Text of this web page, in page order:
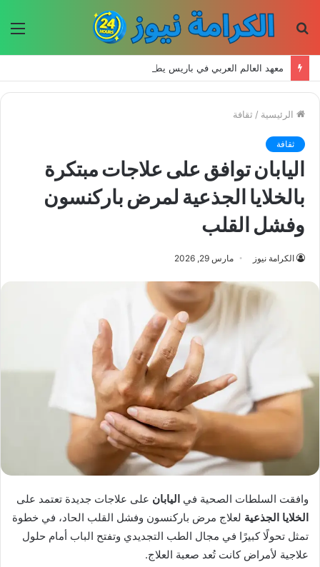
الرئيسية / ثقافة
ثقافة
اليابان توافق على علاجات مبتكرة
بالخلايا الجذعية لمرض باركنسون
وفشل القلب
الكرامة نيوز مارس 29, 2026
وافقت السلطات الصحية في اليابان على علاجات جديدة تعتمد على
الخلايا الجذعية لعلاج مرض باركنسون وفشل القلب الحاد، في خطوة
تمثل تحولًا كبيرًا في مجال الطب التجديدي وتفتح الباب أمام حلول
علاجية لأمراض كانت تُعد صعبة العلاج.